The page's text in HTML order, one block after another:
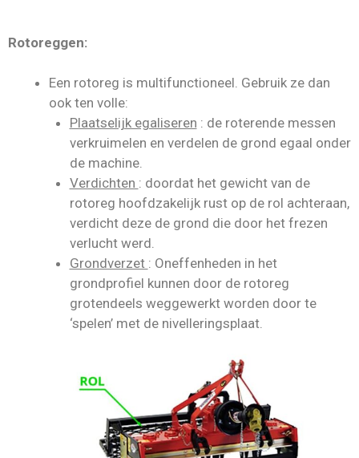
Rotoreggen:
Een rotoreg is multifunctioneel. Gebruik ze dan
ook ten volle:
Plaatselijk egaliseren : de roterende messen
verkruimelen en verdelen de grond egaal onder
de machine.
Verdichten : doordat het gewicht van de
rotoreg hoofdzakelijk rust op de rol achteraan,
verdicht deze de grond die door het frezen
verlucht werd.
Grondverzet : Oneffenheden in het
grondprofiel kunnen door de rotoreg
grotendeels weggewerkt worden door te
‘spelen’ met de nivelleringsplaat.